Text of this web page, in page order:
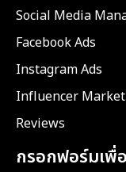
Social Media
Facebook Ads
Instagram Ads
Influencer
Reviews
กรอกฟอร์มเพื่